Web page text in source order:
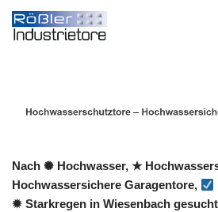
Zum
Nach ✺ Hochwasser, ★
Hochwassersichere Garagentore,
✹ Starkregen in Wiesenbach